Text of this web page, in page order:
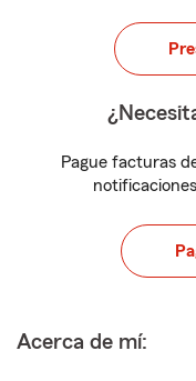
Pague facturas
Acerca de mí: